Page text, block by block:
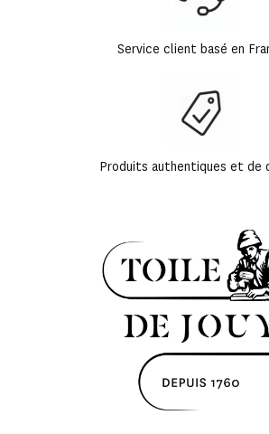
Service client basé en
Produits authentiques et de